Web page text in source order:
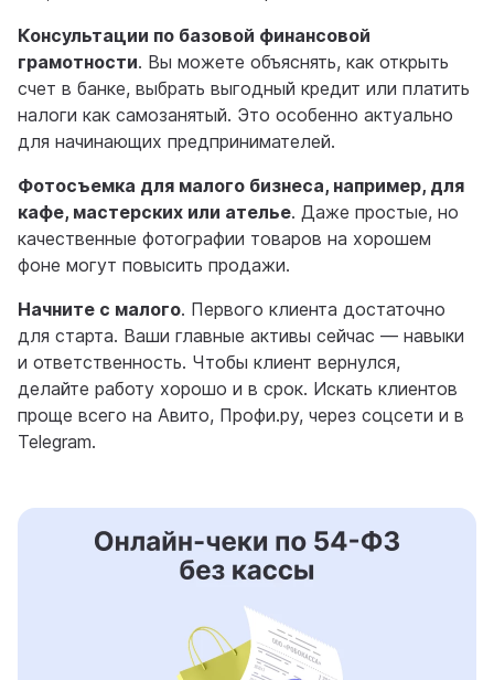
Консультации по базовой финансовой
грамотности. Вы можете объяснять, как открыть
счет в банке, выбрать выгодный кредит или платить
налоги как самозанятый. Это особенно актуально
для начинающих предпринимателей.
Фотосъемка для малого бизнеса, например, для
кафе, мастерских или ателье. Даже простые, но
качественные фотографии товаров на хорошем
фоне могут повысить продажи.
Начните с малого. Первого клиента достаточно
для старта. Ваши главные активы сейчас — навыки
и ответственность. Чтобы клиент вернулся,
делайте работу хорошо и в срок. Искать клиентов
проще всего на Авито, Профи.ру, через соцсети и в
Telegram.